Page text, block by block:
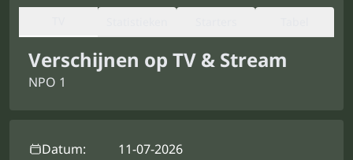
Verschijnen op TV & Stream
NPO 1
Datum:
11-07-2026